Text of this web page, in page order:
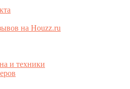
на Houzz.ru
и техники